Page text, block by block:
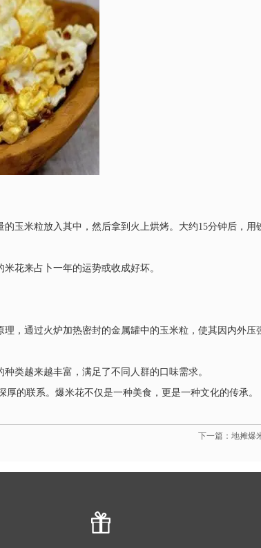
玉米粒放入其中，然后拿到火上烘烤。大约15分钟后，用
花来占卜一年的运势或收成好坏。
，通过火炉加热密封的金属罐中的玉米粒，使其因内外压
类越来越丰富，满足了不同人群的口味需求。
的联系。爆米花不仅是一种美食，更是一种文化的传承。
下一篇：地摊爆